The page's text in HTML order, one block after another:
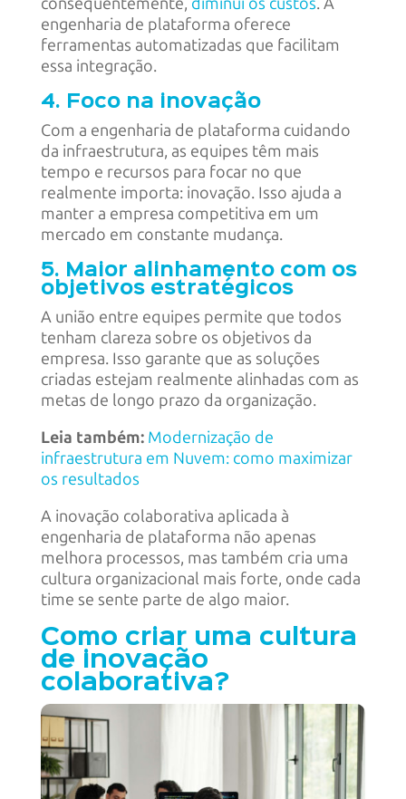
engenharia de plataforma oferece
ferramentas automatizadas que facilitam
essa integração.
4. Foco na inovação
Com a engenharia de plataforma cuidando
da infraestrutura, as equipes têm mais
tempo e recursos para focar no que
realmente importa: inovação. Isso ajuda a
manter a empresa competitiva em um
mercado em constante mudança.
5. Maior alinhamento com os
objetivos estratégicos
A união entre equipes permite que todos
tenham clareza sobre os objetivos da
empresa. Isso garante que as soluções
criadas estejam realmente alinhadas com as
metas de longo prazo da organização.
Leia também: Modernização de
infraestrutura em Nuvem: como maximizar
os resultados
A inovação colaborativa aplicada à
engenharia de plataforma não apenas
melhora processos, mas também cria uma
cultura organizacional mais forte, onde cada
time se sente parte de algo maior.
Como criar uma cultura
de inovação
colaborativa?